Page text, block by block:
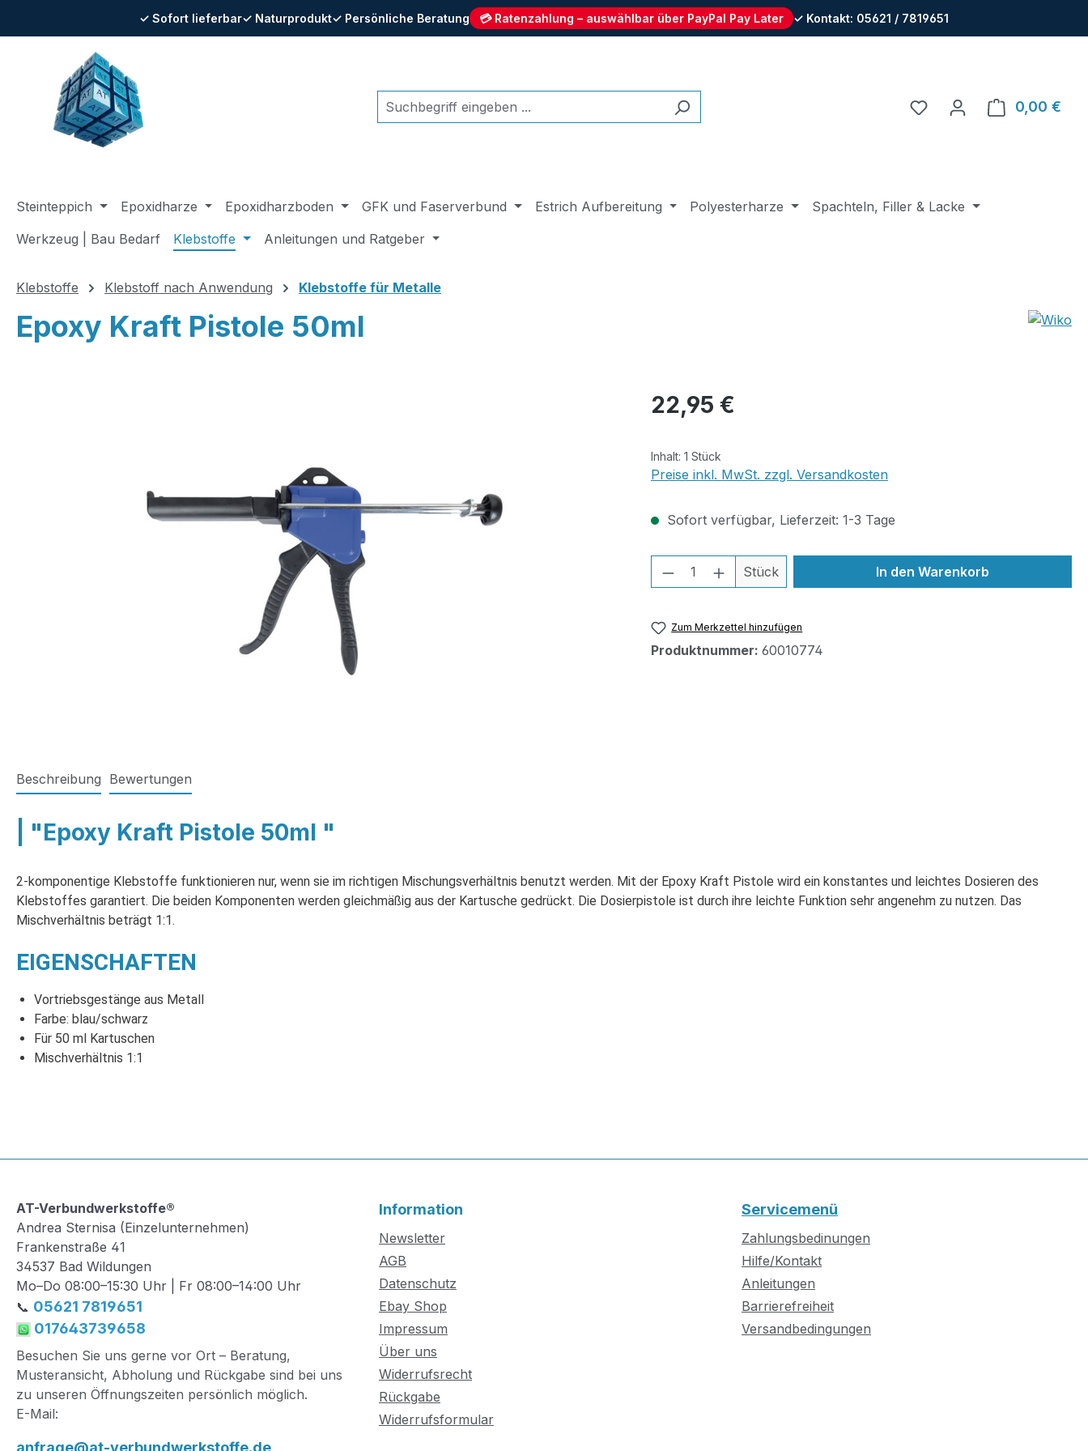
✓ Sofort lieferbar✓ Naturprodukt✓ Persönliche Beratung 💳 Ratenzahlung – auswählbar über PayPal Pay Later ✓ Kontakt: 05621 / 7819651
Hauptinhalt springen
Zur Suche springen
Zur Hauptnavigation springen
Du hast 0 Produkte auf
0,00 €
Steinteppich Epoxidharze Epoxidharzboden GFK und Faserverbund Estrich Aufbereitung Polyesterharze
Spachteln, Filler & Lacke
Werkzeug | Bau Bedarf
Klebstoffe Anleitungen und Ratgeber
Klebstoffe Klebstoff nach Anwendung Klebstoffe für Metalle
Epoxy Kraft Pistole 50ml
Regulärer Preis:
22,95 €
Inhalt: 1 Stück
Preise inkl. MwSt. zzgl. Versandkosten
Sofort verfügbar, Lieferzeit: 1-3 Tage
Produkt Anzahl: Gib den gewünschten Wert
Stück In den Warenkorb
Zum Merkzettel hinzufügen
Produktnummer: 60010774
Beschreibung Bewertungen
| "Epoxy Kraft Pistole 50ml "
2-komponentige Klebstoffe funktionieren nur, wenn sie im richtigen Mischungsverhältnis benutzt werden. Mit der Epoxy Kraft Pistole wird ein konstantes und leichtes Dosieren des
Klebstoffes garantiert. Die beiden Komponenten werden gleichmäßig aus der Kartusche gedrückt. Die Dosierpistole ist durch ihre leichte Funktion sehr angenehm zu nutzen. Das
Mischverhältnis beträgt 1:1.
EIGENSCHAFTEN
Vortriebsgestänge aus Metall
Farbe: blau/schwarz
Für 50 ml Kartuschen
Mischverhältnis 1:1
AT-Verbundwerkstoffe®
Andrea Sternisa (Einzelunternehmen)
Frankenstraße 41
34537 Bad Wildungen
Mo–Do 08:00–15:30 Uhr | Fr 08:00–14:00 Uhr
📞 05621 7819651
017643739658
Besuchen Sie uns gerne vor Ort – Beratung,
Musteransicht, Abholung und Rückgabe sind bei uns
zu unseren Öffnungszeiten persönlich möglich.
E-Mail:
anfrage@at-verbundwerkstoffe.de
Information
Newsletter
AGB
Datenschutz
Ebay Shop
Impressum
Über uns
Widerrufsrecht
Rückgabe
Widerrufsformular
Servicemenü
Zahlungsbedinungen
Hilfe/Kontakt
Anleitungen
Barrierefreiheit
Versandbedingungen